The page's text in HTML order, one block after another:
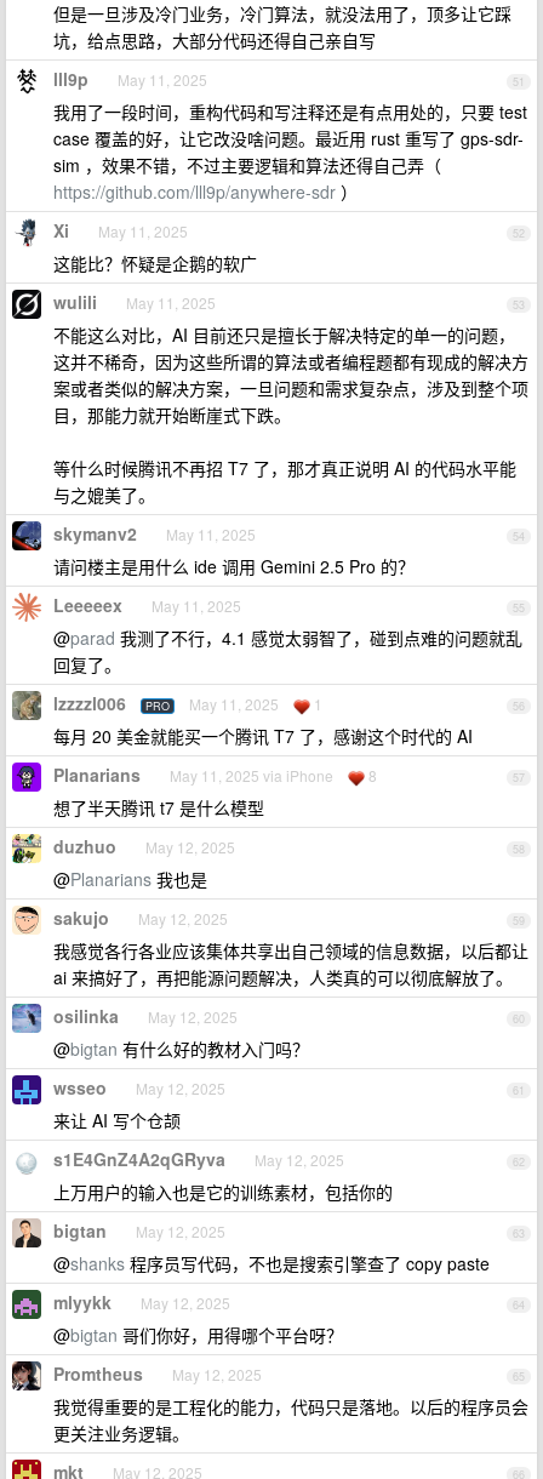
但是一旦涉及冷门业务，冷门算法，就没法用了，顶多让它踩
坑，给点思路，大部分代码还得自己亲自写
51
lll9p May 11, 2025
我用了一段时间，重构代码和写注释还是有点用处的，只要 test
case 覆盖的好，让它改没啥问题。最近用 rust 重写了 gps-sdr-
sim ，效果不错，不过主要逻辑和算法还得自己弄（
https://github.com/lll9p/anywhere-sdr ）
52
Xi May 11, 2025
这能比？怀疑是企鹅的软广
53
wulili May 11, 2025
不能这么对比，AI 目前还只是擅长于解决特定的单一的问题，
这并不稀奇，因为这些所谓的算法或者编程题都有现成的解决方
案或者类似的解决方案，一旦问题和需求复杂点，涉及到整个项
目，那能力就开始断崖式下跌。
等什么时候腾讯不再招 T7 了，那才真正说明 AI 的代码水平能
与之媲美了。
54
skymanv2 May 11, 2025
请问楼主是用什么 ide 调用 Gemini 2.5 Pro 的？
55
Leeeeex May 11, 2025
@parad 我测了不行，4.1 感觉太弱智了，碰到点难的问题就乱
回复了。
56
lzzzzl006 PRO May 11, 2025 1
每月 20 美金就能买一个腾讯 T7 了，感谢这个时代的 AI
57
Planarians May 11, 2025 via iPhone 8
想了半天腾讯 t7 是什么模型
58
duzhuo May 12, 2025
@Planarians 我也是
59
sakujo May 12, 2025
我感觉各行各业应该集体共享出自己领域的信息数据，以后都让
ai 来搞好了，再把能源问题解决，人类真的可以彻底解放了。
60
osilinka May 12, 2025
@bigtan 有什么好的教材入门吗？
61
wsseo May 12, 2025
来让 AI 写个仓颉
62
s1E4GnZ4A2qGRyva May 12, 2025
上万用户的输入也是它的训练素材，包括你的
63
bigtan May 12, 2025
@shanks 程序员写代码，不也是搜索引擎查了 copy paste
64
mlyykk May 12, 2025
@bigtan 哥们你好，用得哪个平台呀？
65
Promtheus May 12, 2025
我觉得重要的是工程化的能力，代码只是落地。以后的程序员会
更关注业务逻辑。
66
mkt May 12, 2025